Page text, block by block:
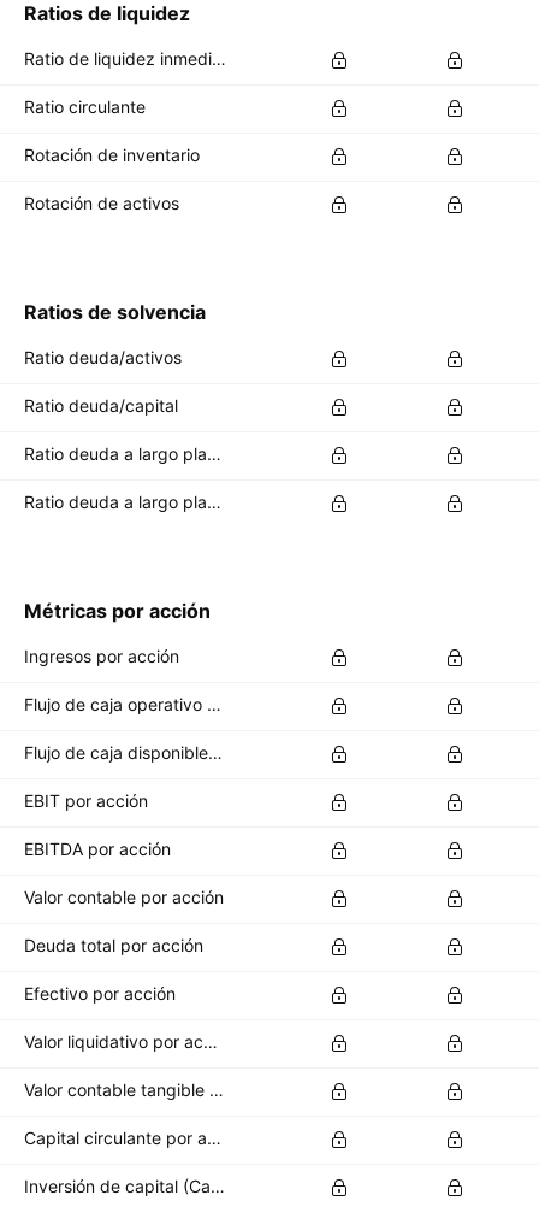
Ratios de liquidez
Ratio de liquidez inmediata (Quick ratio)
Ratio circulante
Rotación de inventario
Rotación de activos
Ratios de solvencia
Ratio deuda/activos
Ratio deuda/capital
Ratio deuda a largo plazo/activos totales
Ratio deuda a largo plazo/capital total
Métricas por acción
Ingresos por acción
Flujo de caja operativo por acción
Flujo de caja disponible por acción
EBIT por acción
EBITDA por acción
Valor contable por acción
Deuda total por acción
Efectivo por acción
Valor liquidativo por acción
Valor contable tangible por acción
Capital circulante por acción
Inversión de capital (CapEx) por acción